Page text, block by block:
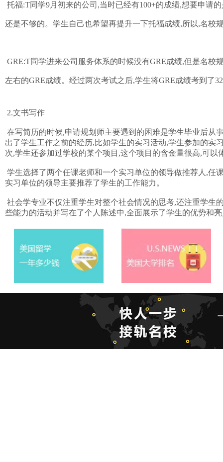
托福:T同学9月初来的公司,当时已经有100+的成绩,想要申请
还是不够的。学生自己也希望再提升一下托福成绩,所以,名校
GRE:T同学进来公司服务体系的时候没有GRE成绩,但是名校
左右的GRE成绩。经过两次考试之后,学生将GRE成绩考到了
2.文书写作
在写简历的时候,申请规划师主要遇到的困难是学生毕业后从
出了学生工作之前的经历,比如学生的实习活动,学生参加的实
次,学生还参加过学校的某个项目,这个项目的含金量很高,可以
学生选择了两个任课老师和一个实习单位的领导做推荐人,任
实习单位的领导主要推荐了学生的工作能力。
社会学专业不仅注重学生对整个社会情况的思考,还注重学生
些能力的活动并写在了个人陈述中,全面展示了学生的优势和